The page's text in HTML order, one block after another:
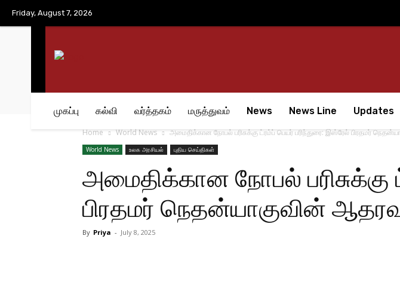
Friday, August 7, 2026
முகப்பு கல்வி வர்த்தகம் மருத்துவம் News News Line Updates
Home World News அமைதிக்கான நோபல் பரிசுக்கு ட்ரம்ப் பெயர் பரிந்துரை: இஸ்ரேல் பிரதமர்
World News உலக அரசியல் புதிய செய்திகள்
அமைதிக்கான நோபல் பரிசுக்கு
பிரதமர் நெதன்யாகுவின்
By Priya - July 8, 2025